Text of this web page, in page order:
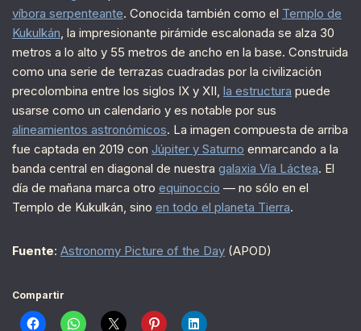
víbora serpenteante. Conocida también como el Templo de
Kukulkán, la impresionante pirámide escalonada se alza 30
metros a lo alto y 55 metros de ancho en la base. Construida
como una serie de terrazas cuadradas por la civilización
precolombina entre los siglos IX y XII, la estructura puede
usarse como un calendario y es notable por sus
alineamientos astronómicos. La imagen compuesta de arriba
fue captada en 2019 con Júpiter y Saturno enmarcando a la
banda central en diagonal de nuestra galaxia Vía Láctea. El
día de mañana marca otro equinoccio — no sólo en el
Templo de Kukulkán, sino en todo el planeta Tierra.
Fuente: Astronomy Picture of the Day (APOD)
Compartir